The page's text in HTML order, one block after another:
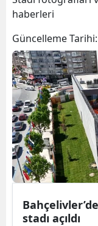
haberleri
Güncelleme Tarihi:
stadı açıldı